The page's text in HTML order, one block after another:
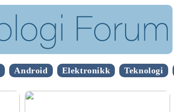
Android Elektronikk Teknologi